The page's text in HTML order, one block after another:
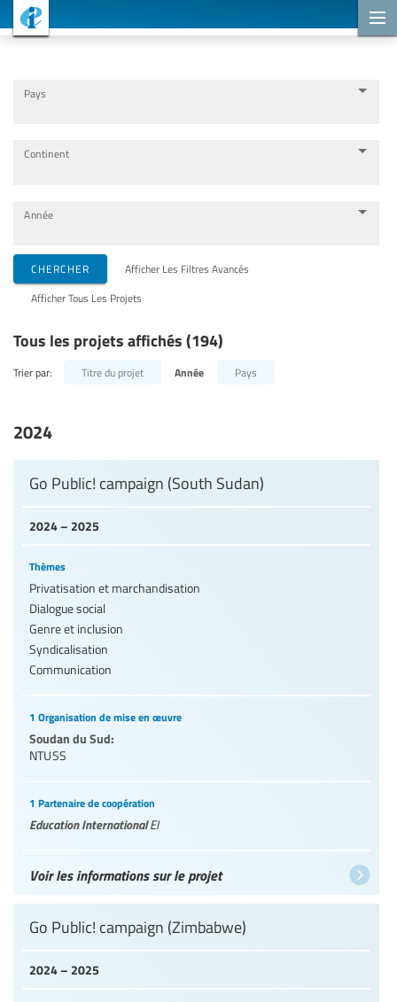
Pays
Continent
Année
Organisations de mise en œuvre
Thèmes
CHERCHER Afficher Les Filtres Avancés
Afficher Tous Les Projets
Tous les projets affichés (194)
Trier par: Titre du projet Année Pays
2024
2024 – 2025
Go Public! campaign (South Sudan)
Thèmes
Privatisation et marchandisation
Dialogue social
Genre et inclusion
Syndicalisation
Communication
1 Organisation de mise en œuvre
Soudan du Sud:
NTUSS
1 Partenaire de coopération
Education InternationalEI
Voir les informations sur le projet
2024 – 2025
Go Public! campaign (Zimbabwe)